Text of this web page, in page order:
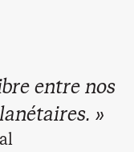
entre nos
»